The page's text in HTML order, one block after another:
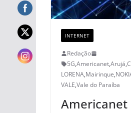
INTERNET
Redação
5G,Americanet,Arujá,
LORENA,Mairinque,
VALE,Vale do Paraíba
Americanet